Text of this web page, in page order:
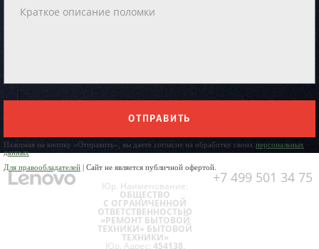
ОТПРАВИТЬ
Нажимая на кнопку «Отправить», вы даете согласие на обработку своих персональных
данных
Для правообладателей | Сайт не является публичной офертой.
+7 499 501 34 75
Юр. Наименование:
ОБЩЕСТВО
С ОГРАНИЧЕННОЙ
ОТВЕТСТВЕННОСТЬЮ
«РЕМОНТ БЫТОВОЙ
ТЕХНИКИ» БЫТОВОЙ
ТЕХНИКИ»
Юр. Адрес: 454138,